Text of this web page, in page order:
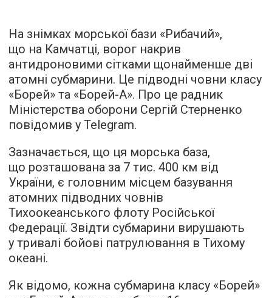
На знімках морської бази «Рибачий»,
що на Камчатці, ворог накрив
антидроновими сітками щонайменше дві
атомні субмарини. Це підводні човни класу
«Борей» та «Борей-А». Про це радник
Міністерства оборони Сергій Стерненко
повідомив у Telegram.
Зазначається, що ця морська база,
що розташована за 7 тис. 400 км від
України, є головним місцем базування
атомних підводних човнів
Тихоокеанського флоту Російської
Федерації. Звідти субмарини вирушають
у тривалі бойові патрулювання в Тихому
океані.
Як відомо, кожна субмарина класу «Борей»